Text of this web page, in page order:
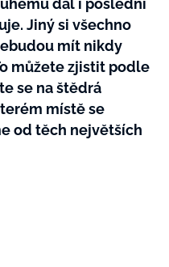
dal i poslední
Jiný si všechno
mít nikdy
můžete zjistit podle
se na štědrá
místě se
od těch největších